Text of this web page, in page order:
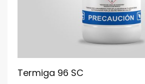
Termiga 96 SC